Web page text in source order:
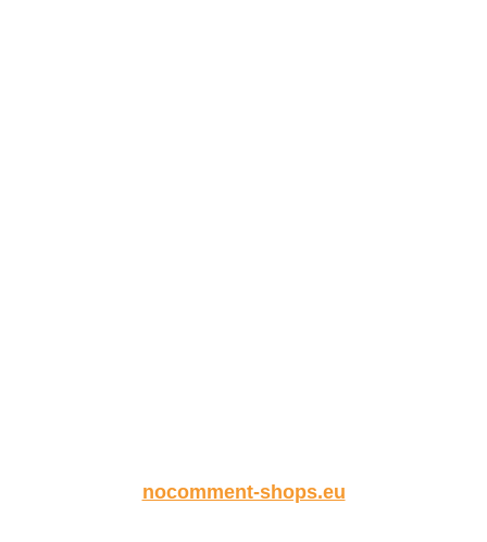
nocomment-shops.eu